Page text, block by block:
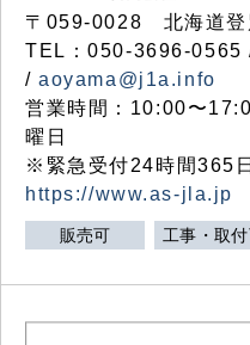
〒 059-0028 北海道
TEL：050-3696-0565
/aoyama@j1a.info
営業時間：10:00〜
曜日
※緊急受付24時間365
https://www.as-jla.jp
販売可 工事・取